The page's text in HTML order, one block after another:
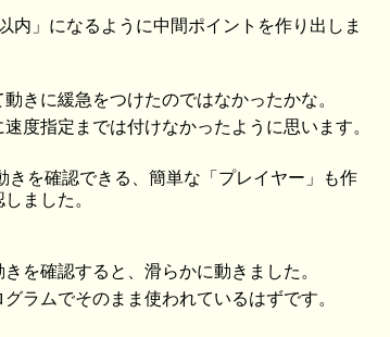
内」になるように中間ポイントを作り出しま
きに緩急をつけたのではなかったかな。
度指定までは付けなかったように思います。
きを確認できる、簡単な「プレイヤー」も作
ました。
を確認すると、滑らかに動きました。
ラムでそのまま使われているはずです。